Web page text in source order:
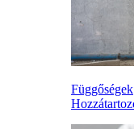
Függőségek